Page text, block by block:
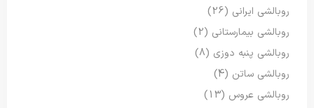
روبالشی ایرانی (26)
روبالشی بیمارستانی (2)
روبالشی پنبه دوزی (8)
روبالشی ساتن (4)
روبالشی عروس (13)